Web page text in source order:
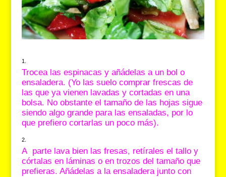
Trocea las espinacas y añádelas a un bol o
ensaladera. (Yo las suelo comprar frescas de
las que ya vienen lavadas y cortadas en una
bolsa. No obstante el tamaño de las hojas sigue
siendo algo grande para las ensaladas, por lo
que prefiero cortarlas un poco más).
A parte lava bien las fresas, retírales el tallo y
córtalas en láminas o en trozos del tamaño que
prefieras. Añádelas a la ensaladera junto con